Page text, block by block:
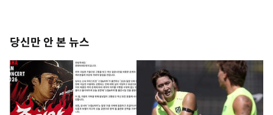
당신만 안 본 뉴스